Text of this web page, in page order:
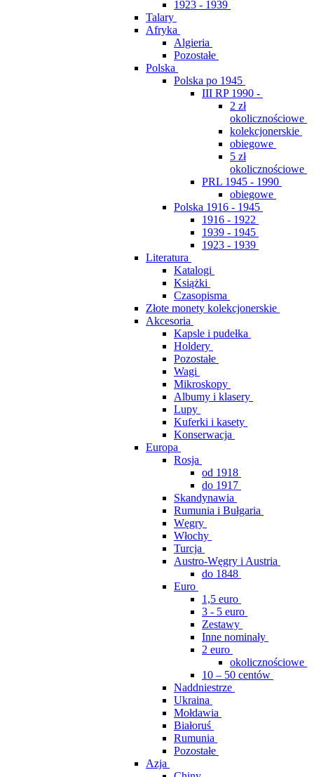
1923 - 1939
Talary
Afryka
Algieria
Pozostałe
Polska
Polska po 1945
III RP 1990 -
2 zł
okolicznościowe
kolekcjonerskie
obiegowe
5 zł
okolicznościowe
PRL 1945 - 1990
obiegowe
Polska 1916 - 1945
1916 - 1922
1939 - 1945
1923 - 1939
Literatura
Katalogi
Książki
Czasopisma
Złote monety kolekcjonerskie
Akcesoria
Kapsle i pudełka
Holdery
Pozostałe
Wagi
Mikroskopy
Albumy i klasery
Lupy
Kuferki i kasety
Konserwacja
Europa
Rosja
od 1918
do 1917
Skandynawia
Rumunia i Bułgaria
Węgry
Włochy
Turcja
Austro-Węgry i Austria
do 1848
Euro
1,5 euro
3 - 5 euro
Zestawy
Inne nominały
2 euro
okolicznościowe
10 – 50 centów
Naddniestrze
Ukraina
Mołdawia
Białoruś
Rumunia
Pozostałe
Azja